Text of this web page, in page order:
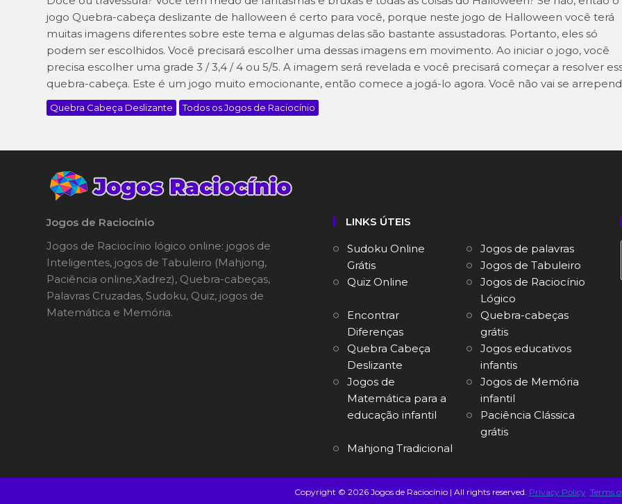
jogo Quebra-cabeça deslizante de halloween é certo para você, porque neste jogo de Halloween você terá
muitas imagens diferentes sobre este tema e algumas delas são bastante assustadoras. Portanto, eles só
podem ser escolhidos. Você precisará escolher uma dessas imagens em movimento. Ao iniciar o jogo, você
precisa escolher uma grade 3 / 3,4 / 4 ou 5/5. A imagem será revelada e você precisará começar a resolver
quebra-cabeça. Este é um jogo muito emocionante, então comece a jogá-lo agora. Você não vai se
Quebra Cabeça Deslizante Todos os Jogos de Raciocínio
Jogos de Raciocínio
Jogos de Raciocínio lógico online: jogos de
Inteligentes, jogos de Tabuleiro (Mahjong,
Paciência online,Xadrez), Quebra-cabeças,
Palavras Cruzadas, Sudoku, Quiz, jogos de
Matemática e Memória.
LINKS ÚTEIS
Sudoku Online
Grátis
Jogos de palavras
Jogos de Tabuleiro
Quiz Online
Jogos de Raciocínio
Lógico
Encontrar
Diferenças
Quebra-cabeças
grátis
Quebra Cabeça
Deslizante
Jogos educativos
infantis
Jogos de
Matemática para a
educação infantil
Jogos de Memória
infantil
Paciência Clássica
grátis
Mahjong Tradicional
Copyright © 2026 Jogos de Raciocínio | All rights reserved. Privacy Policy Terms